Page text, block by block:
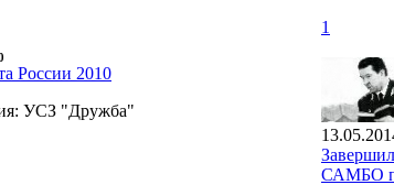
России 2010
УСЗ "Дружба"
1
САМБО